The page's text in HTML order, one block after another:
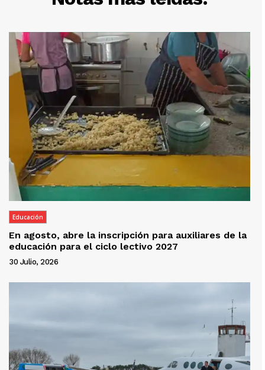
Educación
En agosto, abre la inscripción para auxiliares de la
educación para el ciclo lectivo 2027
30 Julio, 2026